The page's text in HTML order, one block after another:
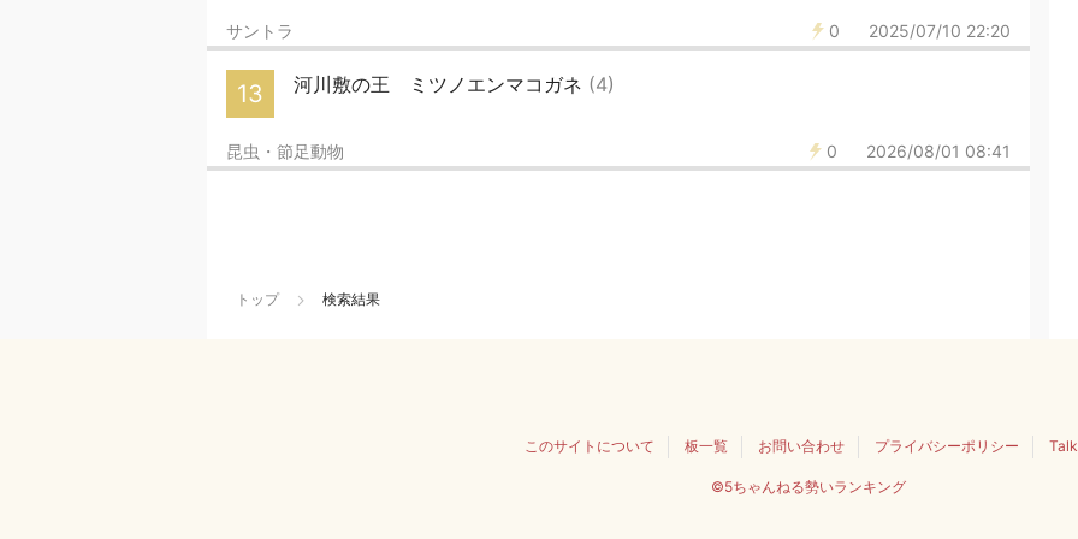
0 2025/07/10 22:20
サントラ
13 河川敷の王 ミツノエンマコガネ (4)
0 2026/08/01 08:41
昆虫・節足動物
トップ 検索結果
このサイトについて 板一覧 お問い合わせ プライバシーポリシー
©5ちゃんねる勢いランキング